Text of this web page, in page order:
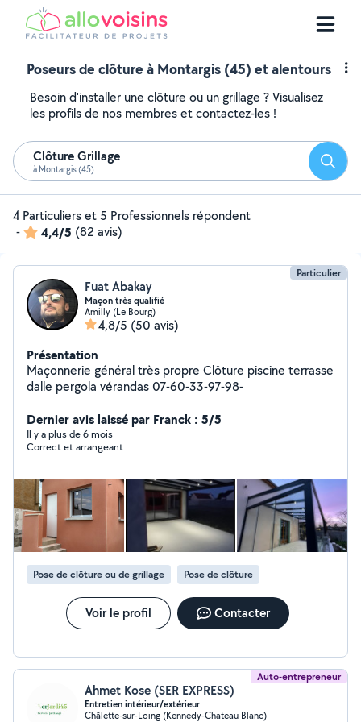
Poseurs de clôture à Montargis (45) et alentours
Besoin d'installer une clôture ou un grillage ? Visualisez
les profils de nos membres et contactez-les !
Clôture Grillage
à Montargis (45)
4 Particuliers et 5 Professionnels répondent
-
4,4/5 (82 avis)
Particulier
Fuat Abakay
Maçon très qualifié
Amilly (Le Bourg)
4,8/5 (50 avis)
Présentation
Maçonnerie général très propre Clôture piscine terrasse
dalle pergola vérandas 07-60-33-97-98-
Dernier avis laissé par Franck : 5/5
Il y a plus de 6 mois
Correct et arrangeant
Pose de clôture ou de grillage Pose de clôture
Voir le profil Contacter
Auto-entrepreneur
Ahmet Kose (SER EXPRESS)
Entretien intérieur/extérieur
Châlette-sur-Loing (Kennedy-Chateau Blanc)